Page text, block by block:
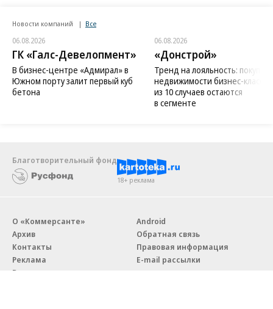
Новости компаний Все
06.08.2026
ГК «Галс-Девелопмент»
В бизнес-центре «Адмирал» в
Южном порту залит первый куб
бетона
06.08.2026
«Донстрой»
Тренд на лояльность:
недвижимости бизнес-класса
из 10 случаев остаются
в сегменте
Благотворительный фонд
18+ реклама
О «Коммерсанте»
Архив
Контакты
Реклама
Вакансии
Android
Обратная связь
Правовая информация
E-mail рассылки